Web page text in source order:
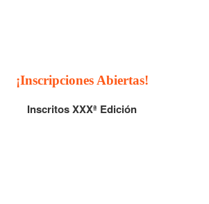
¡Inscripciones Abiertas!
Inscritos XXXª Edición